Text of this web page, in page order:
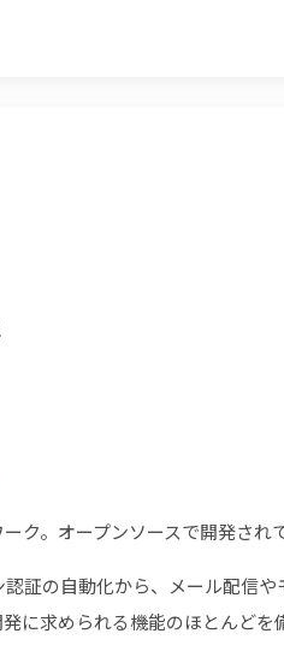
ク。オープンソースで開発され
証の自動化から、メール配信
に求められる機能のほとんど